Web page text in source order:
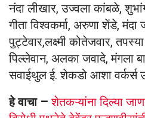
नंदा लीखार, उज्वला कांबळे,
गीता विश्वकर्मा, अरुणा शेंडे,
पुट्टेवार,लक्ष्मी कोतेजवार,
पिल्लेवान, अलका जवादे, मंगला
सवाईथुल ई. शेकडो आशा वर्कर्स
हे वाचा – शेतकऱ्यांना दिल्या